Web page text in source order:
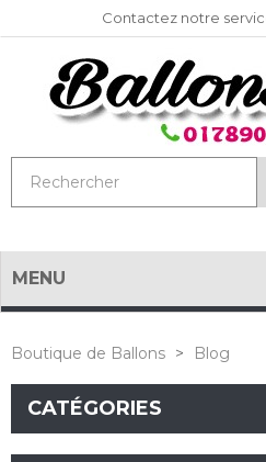
Contactez notre
MENU
Boutique de Ballons > Blog
CATÉGORIES